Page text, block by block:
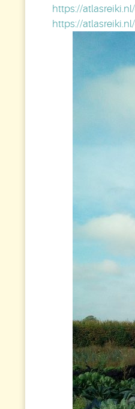
https://
https://